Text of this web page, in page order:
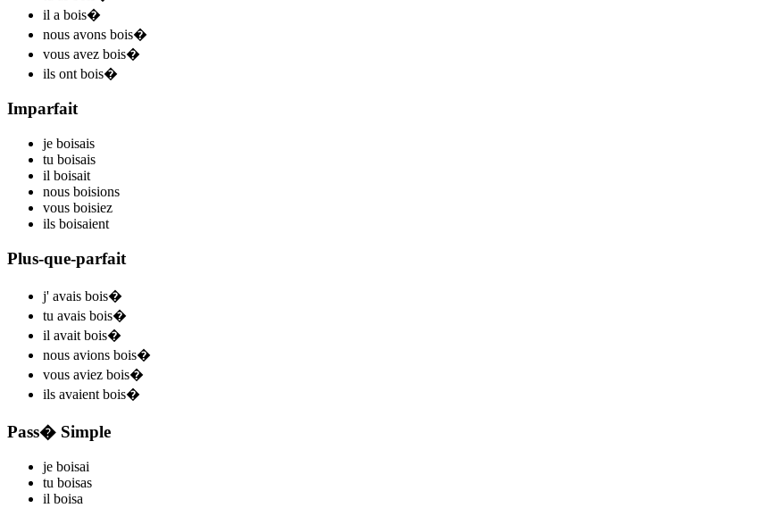
il a bois�
nous avons bois�
vous avez bois�
ils ont bois�
Imparfait
je boisais
tu boisais
il boisait
nous boisions
vous boisiez
ils boisaient
Plus-que-parfait
j' avais bois�
tu avais bois�
il avait bois�
nous avions bois�
vous aviez bois�
ils avaient bois�
Pass� Simple
je boisai
tu boisas
il boisa